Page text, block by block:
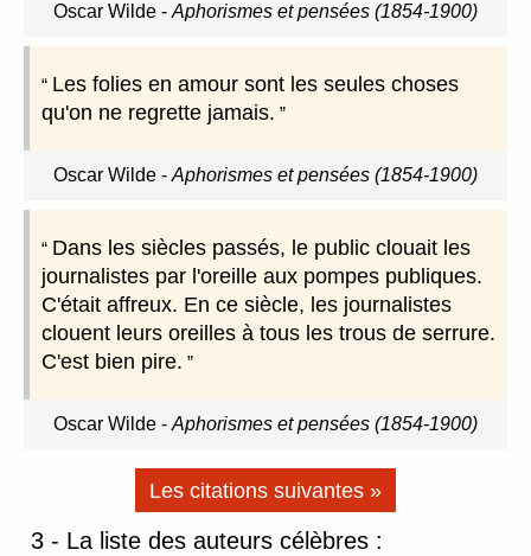
Oscar Wilde - Aphorismes et pensées (1854-1900)
Les folies en amour sont les seules choses
qu'on ne regrette jamais.
Oscar Wilde - Aphorismes et pensées (1854-1900)
Dans les siècles passés, le public clouait les
journalistes par l'oreille aux pompes publiques.
C'était affreux. En ce siècle, les journalistes
clouent leurs oreilles à tous les trous de serrure.
C'est bien pire.
Oscar Wilde - Aphorismes et pensées (1854-1900)
Les citations suivantes »
3 - La liste des auteurs célèbres :